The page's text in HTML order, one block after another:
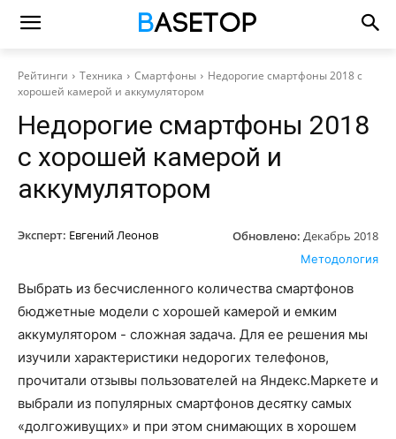
Рейтинги Техника Смартфоны
Недорогие смартфоны 2018 с
хорошей камерой и аккумулятором
Недорогие смартфоны 2018
с хорошей камерой и
аккумулятором
Эксперт: Евгений Леонов Обновлено: Декабрь 2018
Методология
Выбрать из бесчисленного количества смартфонов
бюджетные модели с хорошей камерой и емким
аккумулятором - сложная задача. Для ее решения мы
изучили характеристики недорогих телефонов,
прочитали отзывы пользователей на Яндекс.Маркете и
выбрали из популярных смартфонов десятку самых
«долгоживущих» и при этом снимающих в хорошем